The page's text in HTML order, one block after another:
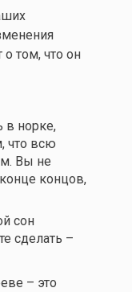
том, что он
в норке,
что всю
Вы не
концов,
сон
сделать –
– это